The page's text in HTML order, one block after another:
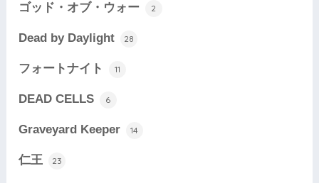
ゴッド・オブ・ウォー 2
Dead by Daylight 28
フォートナイト 11
DEAD CELLS 6
Graveyard Keeper 14
仁王 23